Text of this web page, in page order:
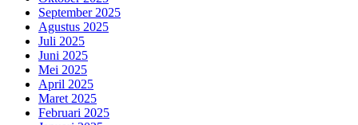
September 2025
Agustus 2025
Juli 2025
Juni 2025
Mei 2025
April 2025
Maret 2025
Februari 2025